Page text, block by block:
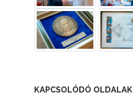
KAPCSOLÓDÓ OLDALAK